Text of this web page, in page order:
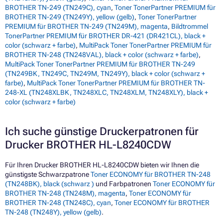
BROTHER TN-249 (TN249C), cyan, Toner TonerPartner PREMIUM für
BROTHER TN-249 (TN249Y), yellow (gelb), Toner TonerPartner
PREMIUM für BROTHER TN-249 (TN249M), magenta, Bildtrommel
TonerPartner PREMIUM für BROTHER DR-421 (DR421CL), black +
color (schwarz + farbe), MultiPack Toner TonerPartner PREMIUM für
BROTHER TN-248 (TN248VAL), black + color (schwarz + farbe),
MultiPack Toner TonerPartner PREMIUM für BROTHER TN-249
(TN249BK, TN249C, TN249M, TN249Y), black + color (schwarz +
farbe), MultiPack Toner TonerPartner PREMIUM für BROTHER TN-
248-XL (TN248XLBK, TN248XLC, TN248XLM, TN248XLY), black +
color (schwarz + farbe)
Ich suche günstige Druckerpatronen für
Drucker BROTHER HL-L8240CDW
Für Ihren Drucker BROTHER HL-L8240CDW bieten wir Ihnen die
günstigste SchwarzpatroneToner ECONOMY für BROTHER TN-248
(TN248BK), black (schwarz ) und Farbpatronen Toner ECONOMY für
BROTHER TN-248 (TN248M), magenta, Toner ECONOMY für
BROTHER TN-248 (TN248C), cyan, Toner ECONOMY für BROTHER
TN-248 (TN248Y), yellow (gelb).